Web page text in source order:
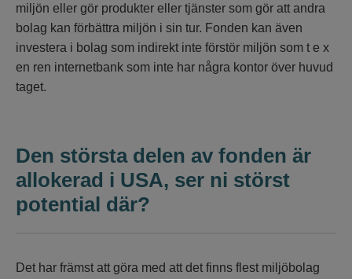
miljön eller gör produkter eller tjänster som gör att andra
bolag kan förbättra miljön i sin tur. Fonden kan även
investera i bolag som indirekt inte förstör miljön som t e x
en ren internetbank som inte har några kontor över huvud
taget.
Den största delen av fonden är
allokerad i USA, ser ni störst
potential där?
Det har främst att göra med att det finns flest miljöbolag